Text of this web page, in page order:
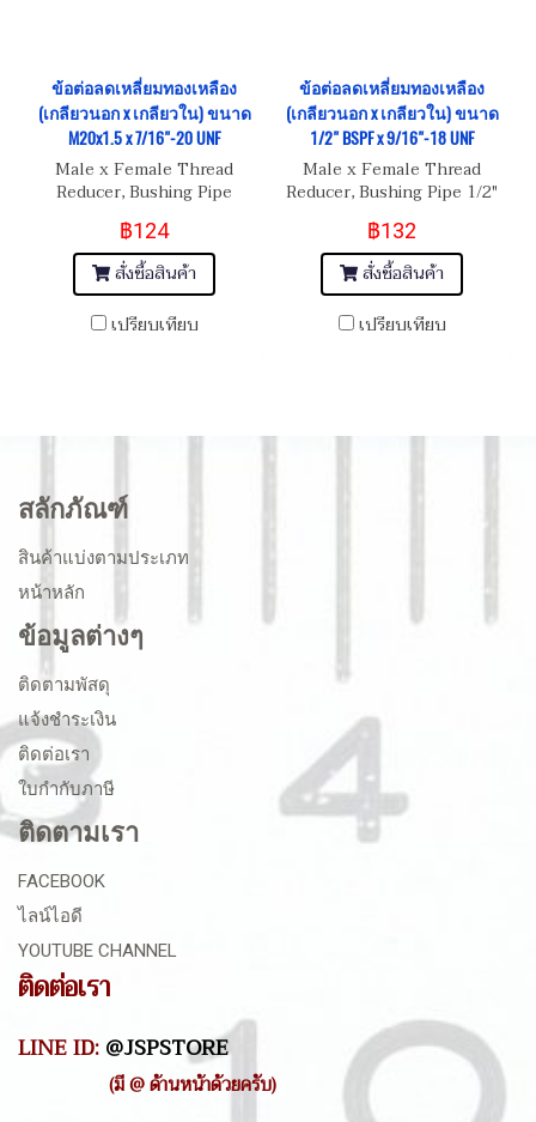
ข้อต่อลดเหลี่ยมทองเหลือง
(เกลียวนอก x เกลียวใน) ขนาด
M20x1.5 x 7/16"-20 UNF
Male x Female Thread
Reducer, Bushing Pipe
M20x1.5 x 7/16"-20 UNF
฿124
สั่งซื้อสินค้า
เปรียบเทียบ
ข้อต่อลดเหลี่ยมทองเหลือง
(เกลียวนอก x เกลียวใน) ขนาด
1/2" BSPF x 9/16"-18 UNF
Male x Female Thread
Reducer, Bushing Pipe 1/2"
BSPF x 9/16"-18 UNF
฿132
สั่งซื้อสินค้า
เปรียบเทียบ
สลักภัณฑ์
สินค้าแบ่งตามประเภท
หน้าหลัก
ข้อมูลต่างๆ
ติดตามพัสดุ
แจ้งชำระเงิน
ติดต่อเรา
ใบกำกับภาษี
ติดตามเรา
FACEBOOK
ไลน์ไอดี
YOUTUBE CHANNEL
ติดต่อเรา
LINE ID:@JSPSTORE
(มี @ ด้านหน้าด้วยครับ)